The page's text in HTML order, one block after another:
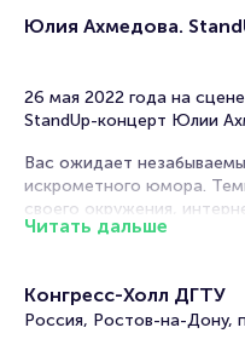
Юлия Ахмедова.
26 мая 2022 года на
StandUp-концерт Юлии
Вас ожидает
искрометного юмора.
своего окружения,
привычек. Если вы еще не
Приготовьтесь
Читать дальше
Конгресс-Холл ДГТУ
Россия, Ростов-на-Дону,